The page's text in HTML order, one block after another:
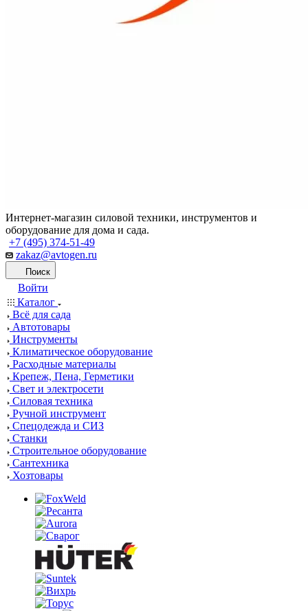
Интернет-магазин силовой техники, инструментов и
оборудование для дома и сада.
+7 (495) 374-51-49
zakaz@avtogen.ru
Поиск
Войти
Каталог
Всё для сада
Автотовары
Инструменты
Климатическое оборудование
Расходные материалы
Крепеж, Пена, Герметики
Свет и электросети
Силовая техника
Ручной инструмент
Спецодежда и СИЗ
Станки
Строительное оборудование
Сантехника
Хозтовары